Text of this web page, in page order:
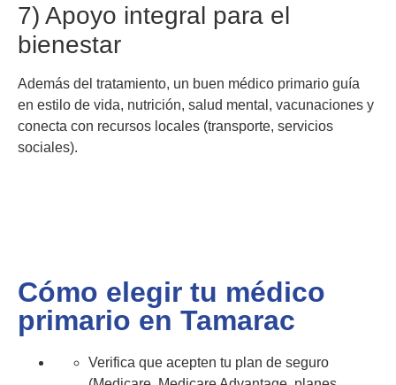
7) Apoyo integral para el
bienestar
Además del tratamiento, un buen médico primario guía
en estilo de vida, nutrición, salud mental, vacunaciones y
conecta con recursos locales (transporte, servicios
sociales).
Cómo elegir tu médico
primario en Tamarac
Verifica que acepten tu plan de seguro